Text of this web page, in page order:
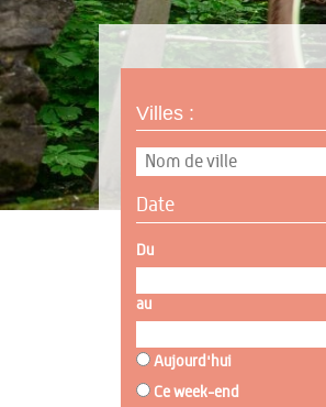
Villes :
Date
Du
au
Aujourd'hui
Ce week-end